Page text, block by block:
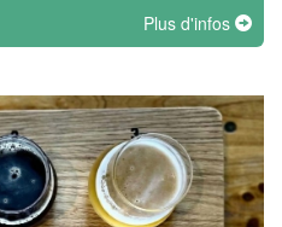
Plus d'infos